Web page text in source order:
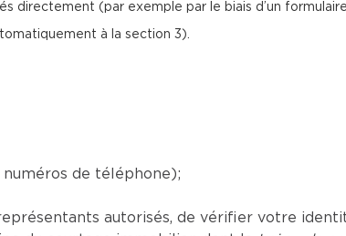
directement (par exemple par le biais d’un
à la section 3).
numéros de téléphone);
autorisés, de vérifier votre